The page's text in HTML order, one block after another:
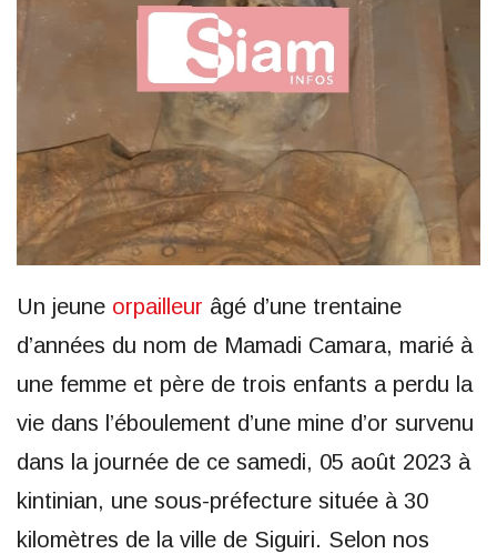
Un jeune orpailleur âgé d’une trentaine
d’années du nom de Mamadi Camara, marié à
une femme et père de trois enfants a perdu la
vie dans l’éboulement d’une mine d’or survenu
dans la journée de ce samedi, 05 août 2023 à
kintinian, une sous-préfecture située à 30
kilomètres de la ville de Siguiri. Selon nos